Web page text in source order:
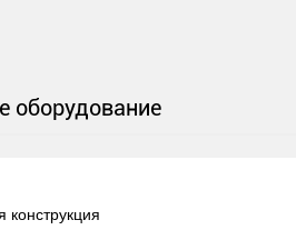
оборудование
конструкция